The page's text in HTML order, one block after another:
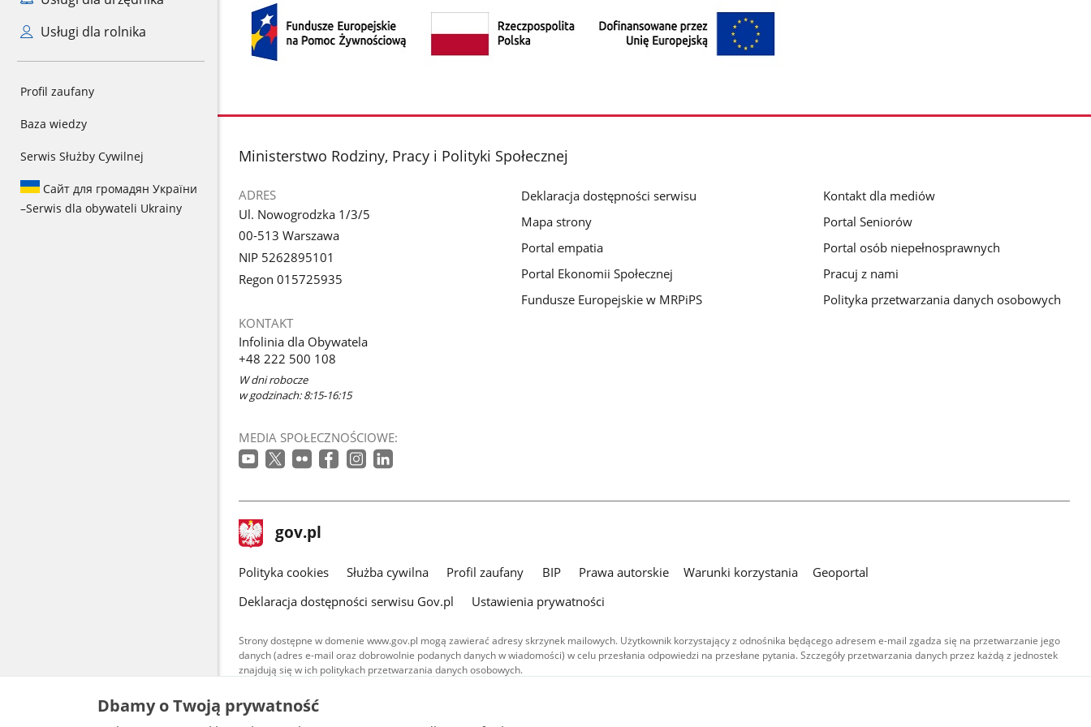
Usługi dla rolnika
Profil zaufany
Baza wiedzy
Serwis Służby Cywilnej
Сайт для громадян України
–Serwis dla obywateli Ukrainy
stopka
Ministerstwo Rodziny, Pracy i Polityki Społecznej
ADRES
Ul. Nowogrodzka 1/3/5
00-513 Warszawa
NIP 5262895101
Regon 015725935
KONTAKT
Infolinia dla Obywatela
+48 222 500 108
W dni robocze
w godzinach: 8:15-16:15
MEDIA SPOŁECZNOŚCIOWE:
Deklaracja dostępności serwisu
Mapa strony
Portal empatia
Portal Ekonomii Społecznej
Fundusze Europejskie w MRPiPS
Kontakt dla mediów
Portal Seniorów
Portal osób niepełnosprawnych
Pracuj z nami
Polityka przetwarzania danych osobowych
stopka
gov.pl Strona
gov.pl
gov.pl
Polityka cookies Służba cywilna Profil zaufany BIP Prawa autorskie Warunki korzystania
Geoportal
Deklaracja dostępności serwisu Gov.pl
Ustawienia prywatności
Strony dostępne w domenie www.gov.pl mogą zawierać adresy skrzynek mailowych. Użytkownik korzystający z odnośnika będącego adresem e-mail zgadza się na przetwarzanie jego
danych (adres e-mail oraz dobrowolnie podanych danych w wiadomości) w celu przesłania odpowiedzi na przesłane pytania. Szczegóły przetwarzania danych przez każdą z jednostek
znajdują się w ich politykach przetwarzania danych osobowych.
Treści tekstowe publikowane w serwisie (z wyłączeniem treści audiowizualnych), są
udostępniane na licencji typu Creative Commons: uznanie autorstwa - na tych samych
Dbamy o Twoją prywatność